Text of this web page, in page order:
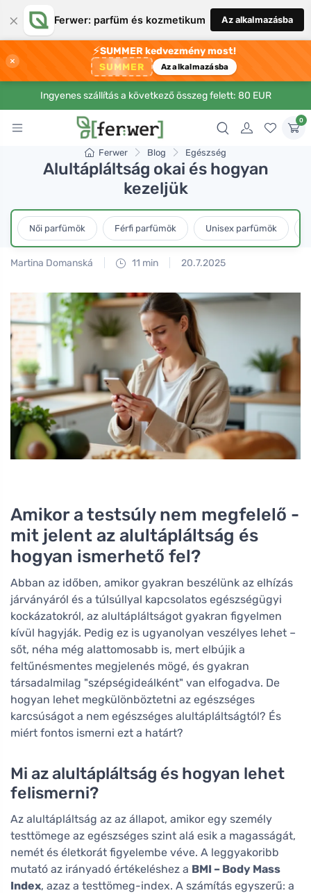
× Ferwer: parfüm és kozmetikum Az alkalmazásba
×
⚡SUMMER kedvezmény most!
SUMMER Az alkalmazásba
Ingyenes szállítás a következő összeg felett: 80 EUR
0
Ferwer Blog Egészség
Alultápláltság okai és hogyan
kezeljük
Női parfümök Férfi parfümök Unisex parfümök
Martina Domanská 11 min 20.7.2025
Amikor a testsúly nem megfelelő -
mit jelent az alultápláltság és
hogyan ismerhető fel?
Abban az időben, amikor gyakran beszélünk az elhízás
járványáról és a túlsúllyal kapcsolatos egészségügyi
kockázatokról, az alultápláltságot gyakran figyelmen
kívül hagyják. Pedig ez is ugyanolyan veszélyes lehet –
sőt, néha még alattomosabb is, mert elbújik a
feltűnésmentes megjelenés mögé, és gyakran
társadalmilag "szépségideálként" van elfogadva. De
hogyan lehet megkülönböztetni az egészséges
karcsúságot a nem egészséges alultápláltságtól? És
miért fontos ismerni ezt a határt?
Mi az alultápláltság és hogyan lehet
felismerni?
Az alultápláltság az az állapot, amikor egy személy
testtömege az egészséges szint alá esik a magasságát,
nemét és életkorát figyelembe véve. A leggyakoribb
mutató az irányadó értékeléshez a BMI – Body Mass
Index, azaz a testtömeg-index. A számítás egyszerű: a